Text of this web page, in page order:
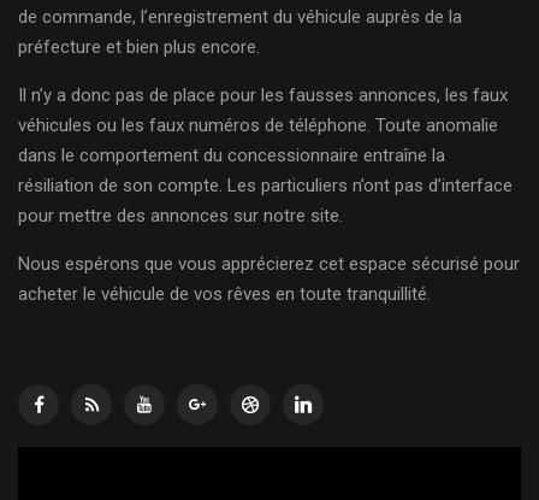
de commande, l’enregistrement du véhicule auprès de la
préfecture et bien plus encore.
Il n’y a donc pas de place pour les fausses annonces, les faux
véhicules ou les faux numéros de téléphone. Toute anomalie
dans le comportement du concessionnaire entraîne la
résiliation de son compte. Les particuliers n’ont pas d’interface
pour mettre des annonces sur notre site.
Nous espérons que vous apprécierez cet espace sécurisé pour
acheter le véhicule de vos rêves en toute tranquillité.